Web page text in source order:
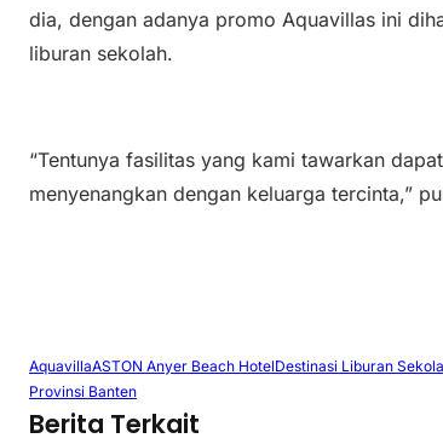
dia, dengan adanya promo Aquavillas ini
liburan sekolah.
“Tentunya fasilitas yang kami tawarkan
menyenangkan dengan keluarga tercinta,”
AquavillaASTON Anyer Beach HotelDestinasi Liburan
Provinsi Banten
Berita Terkait